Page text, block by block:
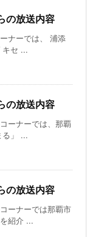
の放送内容
ナーでは、 浦添
キセ ...
の放送内容
ーナーでは、那覇
る」 ...
の放送内容
ーナーでは那覇市
紹介 ...